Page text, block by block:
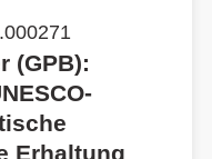
(GPB):
Erhaltung